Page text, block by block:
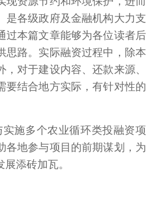
是各级政府及金融机构大力支
过本篇文章能够为各位读者后
思路。实际融资过程中，除本
对于建设内容、还款来源、
要结合地方实际，有针对性的
施多个农业循环类投融资项
各地参与项目的前期谋划，为
添砖加瓦。